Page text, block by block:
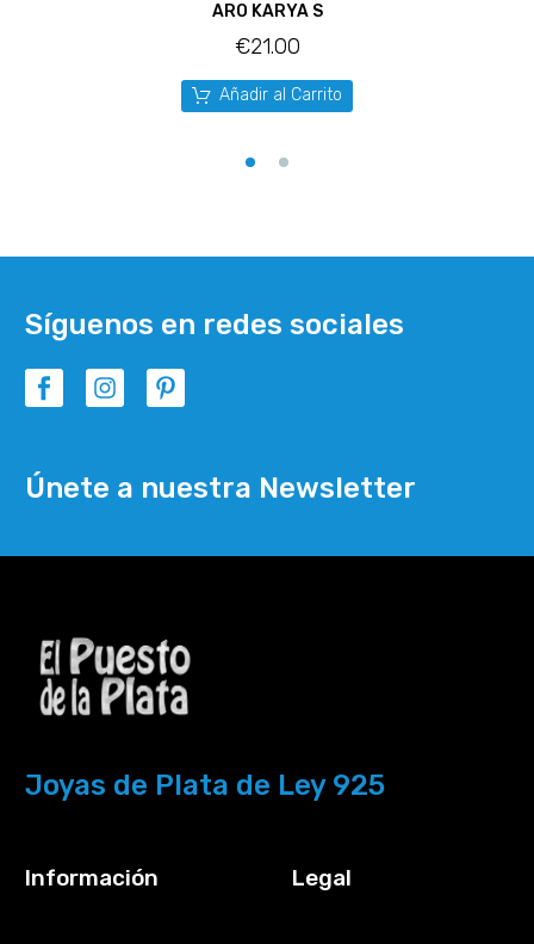
ARO KARYA S
€21.00
Añadir al Carrito
Síguenos en redes sociales
Únete a nuestra Newsletter
Joyas de Plata de Ley 925
Información Legal